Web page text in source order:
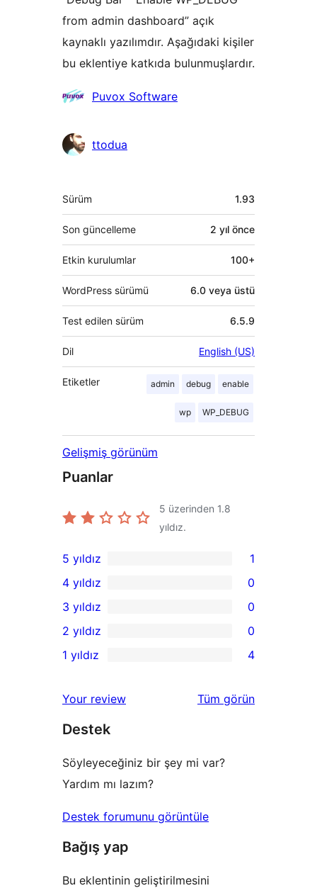
from admin dashboard” açık
kaynaklı yazılımdır. Aşağıdaki kişiler
bu eklentiye katkıda bulunmuşlardır.
KatkıdaPuvox Software
ttodua
Meta
Sürüm 1.93
Son güncelleme 2 yıl önce
Etkin kurulumlar 100+
WordPress sürümü 6.0 veya üstü
Test edilen sürüm 6.5.9
Dil English (US)
Etiketler admin debug enable
wp WP_DEBUG
Gelişmiş görünüm
Puanlar
5 üzerinden 1.8
yıldız.
1
5
yıldızlı
inceleme
5 yıldız 1
4
yıldızlı
inceleme
4 yıldız 0
0
3
yıldızlı
3 yıldız 0
2
inceleme
2 yıldız 0
yıldızlı
inceleme
1 yıldız 4
Your review Tüm değerlendirmeleri
görün
Destek
Söyleyeceğiniz bir şey mi var?
Yardım mı lazım?
Destek forumunu görüntüle
Bağış yap
Bu eklentinin geliştirilmesini